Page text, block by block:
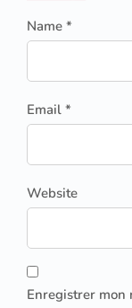
Name *
Email *
Website
Enregistrer mon